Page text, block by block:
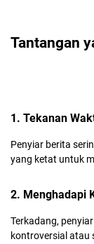
Tantangan
1. Tekanan
Penyiar berita
yang ketat untuk
2. Menghadapi
Terkadang,
kontroversial atau